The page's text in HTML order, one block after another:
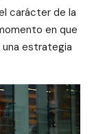
carácter de la
en que
una estrategia